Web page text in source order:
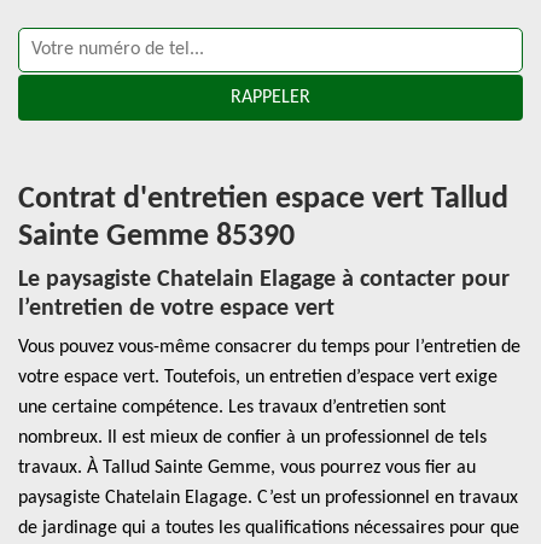
Contrat d'entretien espace vert Tallud
Sainte Gemme 85390
Le paysagiste Chatelain Elagage à contacter pour
l’entretien de votre espace vert
Vous pouvez vous-même consacrer du temps pour l’entretien de
votre espace vert. Toutefois, un entretien d’espace vert exige
une certaine compétence. Les travaux d’entretien sont
nombreux. Il est mieux de confier à un professionnel de tels
travaux. À Tallud Sainte Gemme, vous pourrez vous fier au
paysagiste Chatelain Elagage. C’est un professionnel en travaux
de jardinage qui a toutes les qualifications nécessaires pour que